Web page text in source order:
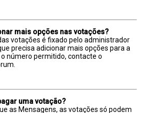
mais opções nas votações?
votações é fixado pelo administrador
precisa adicionar mais opções para a
número permitido, contacte o
uma votação?
as Mensagens, as votações só podem